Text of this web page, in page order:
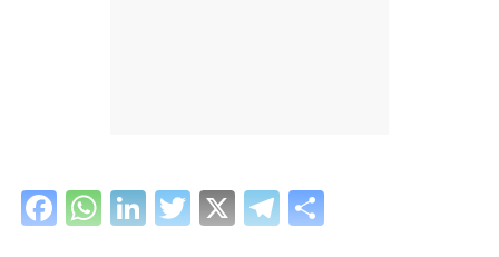
Facebook
WhatsApp
LinkedIn
Twitter
X Telegram